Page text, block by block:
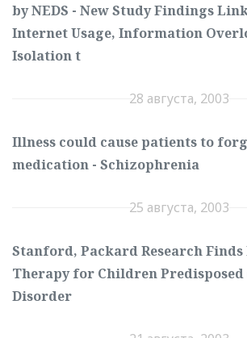
by NEDS - New Study Findings
Internet Usage, Information
Isolation t
28 августа, 2003
Illness could cause patients to
medication - Schizophrenia
25 августа, 2003
Stanford, Packard Research
Therapy for Children
Disorder